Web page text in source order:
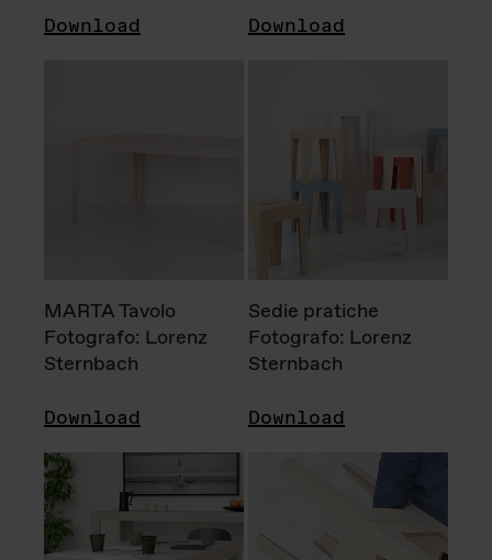
Download Download
MARTA Tavolo
Fotografo: Lorenz
Sternbach
Download
Sedie pratiche
Fotografo: Lorenz
Sternbach
Download